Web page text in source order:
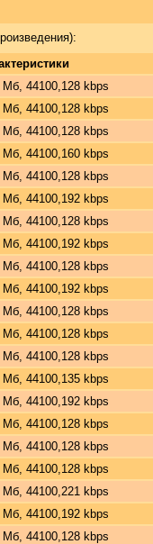
Мб, 44100,128 kbps
Мб, 44100,128 kbps
Мб, 44100,128 kbps
Мб, 44100,160 kbps
Мб, 44100,128 kbps
Мб, 44100,192 kbps
Мб, 44100,128 kbps
Мб, 44100,192 kbps
Мб, 44100,128 kbps
Мб, 44100,192 kbps
Мб, 44100,128 kbps
Мб, 44100,128 kbps
Мб, 44100,128 kbps
Мб, 44100,135 kbps
Мб, 44100,192 kbps
Мб, 44100,128 kbps
Мб, 44100,128 kbps
Мб, 44100,128 kbps
Мб, 44100,221 kbps
Мб, 44100,192 kbps
Мб, 44100,128 kbps